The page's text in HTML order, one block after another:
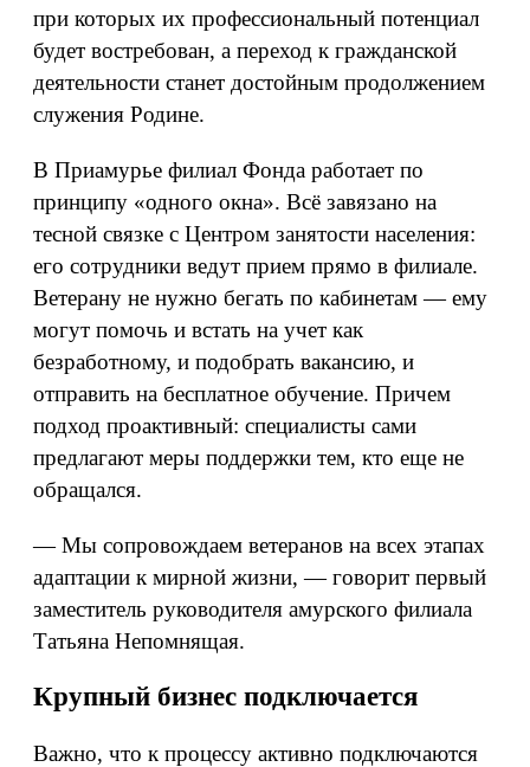
при которых их профессиональный потенциал
будет востребован, а переход к гражданской
деятельности станет достойным продолжением
служения Родине.
В Приамурье филиал Фонда работает по
принципу «одного окна». Всё завязано на
тесной связке с Центром занятости населения:
его сотрудники ведут прием прямо в филиале.
Ветерану не нужно бегать по кабинетам — ему
могут помочь и встать на учет как
безработному, и подобрать вакансию, и
отправить на бесплатное обучение. Причем
подход проактивный: специалисты сами
предлагают меры поддержки тем, кто еще не
обращался.
— Мы сопровождаем ветеранов на всех этапах
адаптации к мирной жизни, — говорит первый
заместитель руководителя амурского филиала
Татьяна Непомнящая.
Крупный бизнес подключается
Важно, что к процессу активно подключаются